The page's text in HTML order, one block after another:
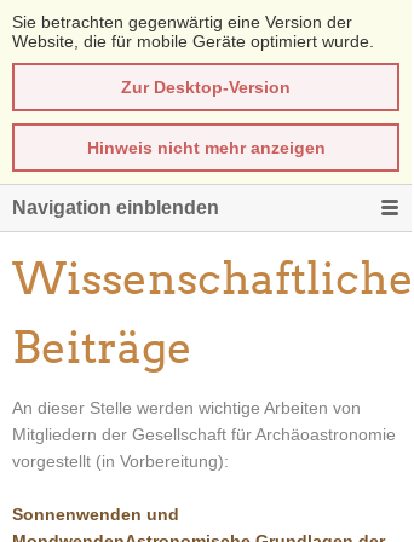
Sie betrachten gegenwärtig eine Version der
Website, die für mobile Geräte optimiert wurde.
Zur Desktop-Version
Hinweis nicht mehr anzeigen
Navigation einblenden
Wissenschaftliche
Beiträge
An dieser Stelle werden wichtige Arbeiten von
Mitgliedern der Gesellschaft für Archäoastronomie
vorgestellt (in Vorbereitung):
Sonnenwenden und